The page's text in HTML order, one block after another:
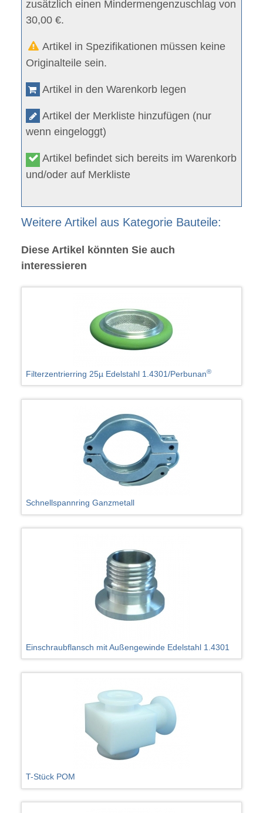
zusätzlich einen Mindermengenzuschlag von
30,00 €.
Artikel in Spezifikationen müssen keine
Originalteile sein.
Artikel in den Warenkorb legen
Artikel der Merkliste hinzufügen (nur
wenn eingeloggt)
Artikel befindet sich bereits im Warenkorb
und/oder auf Merkliste
Weitere Artikel aus Kategorie Bauteile:
Diese Artikel könnten Sie auch
interessieren
Filterzentrierring 25µ Edelstahl 1.4301/Perbunan®
Schnellspannring Ganzmetall
Einschraubflansch mit Außengewinde Edelstahl 1.4301
T-Stück POM